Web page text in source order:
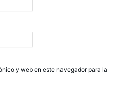
y web en este navegador para la